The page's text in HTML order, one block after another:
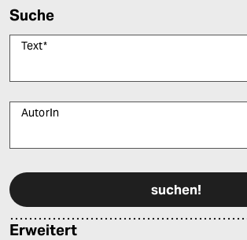
Suche
Text*
AutorIn
Erweitert